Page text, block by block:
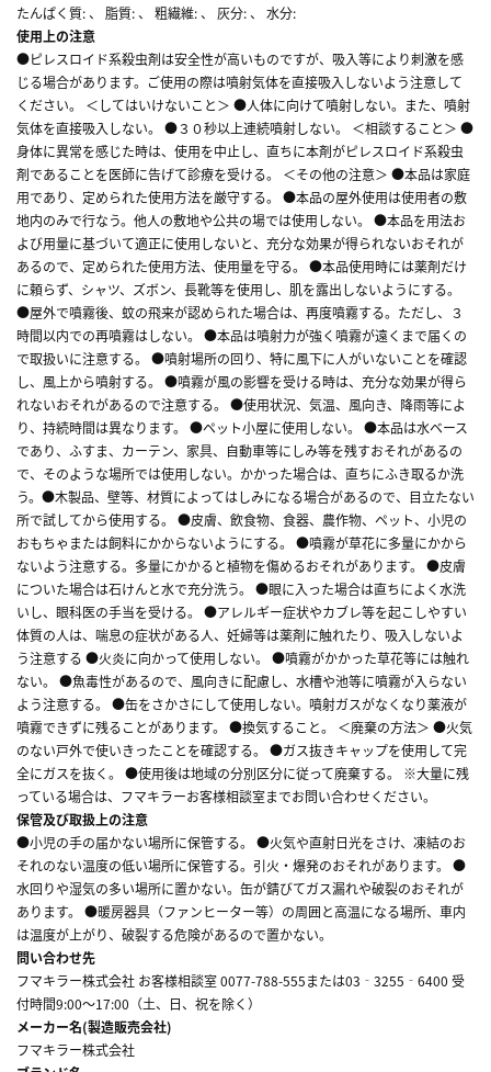
たんぱく質: 、 脂質: 、 粗繊維: 、 灰分: 、 水分:
使用上の注意
●ピレスロイド系殺虫剤は安全性が高いものですが、吸入等により刺激を感
じる場合があります。ご使用の際は噴射気体を直接吸入しないよう注意して
ください。 ＜してはいけないこと＞ ●人体に向けて噴射しない。また、噴射
気体を直接吸入しない。 ●３０秒以上連続噴射しない。 ＜相談すること＞ ●
身体に異常を感じた時は、使用を中止し、直ちに本剤がピレスロイド系殺虫
剤であることを医師に告げて診療を受ける。 ＜その他の注意＞ ●本品は家庭
用であり、定められた使用方法を厳守する。 ●本品の屋外使用は使用者の敷
地内のみで行なう。他人の敷地や公共の場では使用しない。 ●本品を用法お
よび用量に基づいて適正に使用しないと、充分な効果が得られないおそれが
あるので、定められた使用方法、使用量を守る。 ●本品使用時には薬剤だけ
に頼らず、シャツ、ズボン、長靴等を使用し、肌を露出しないようにする。
●屋外で噴霧後、蚊の飛来が認められた場合は、再度噴霧する。ただし、３
時間以内での再噴霧はしない。 ●本品は噴射力が強く噴霧が遠くまで届くの
で取扱いに注意する。 ●噴射場所の回り、特に風下に人がいないことを確認
し、風上から噴射する。 ●噴霧が風の影響を受ける時は、充分な効果が得ら
れないおそれがあるので注意する。 ●使用状況、気温、風向き、降雨等によ
り、持続時間は異なります。 ●ペット小屋に使用しない。 ●本品は水ベース
であり、ふすま、カーテン、家具、自動車等にしみ等を残すおそれがあるの
で、そのような場所では使用しない。かかった場合は、直ちにふき取るか洗
う。●木製品、壁等、材質によってはしみになる場合があるので、目立たない
所で試してから使用する。 ●皮膚、飲食物、食器、農作物、ペット、小児の
おもちゃまたは飼料にかからないようにする。 ●噴霧が草花に多量にかから
ないよう注意する。多量にかかると植物を傷めるおそれがあります。 ●皮膚
についた場合は石けんと水で充分洗う。 ●眼に入った場合は直ちによく水洗
いし、眼科医の手当を受ける。 ●アレルギー症状やカブレ等を起こしやすい
体質の人は、喘息の症状がある人、妊婦等は薬剤に触れたり、吸入しないよ
う注意する ●火炎に向かって使用しない。 ●噴霧がかかった草花等には触れ
ない。 ●魚毒性があるので、風向きに配慮し、水槽や池等に噴霧が入らない
よう注意する。 ●缶をさかさにして使用しない。噴射ガスがなくなり薬液が
噴霧できずに残ることがあります。 ●換気すること。 ＜廃棄の方法＞ ●火気
のない戸外で使いきったことを確認する。 ●ガス抜きキャップを使用して完
全にガスを抜く。 ●使用後は地域の分別区分に従って廃棄する。 ※大量に残
っている場合は、フマキラーお客様相談室までお問い合わせください。
保管及び取扱上の注意
●小児の手の届かない場所に保管する。 ●火気や直射日光をさけ、凍結のお
それのない温度の低い場所に保管する。引火・爆発のおそれがあります。 ●
水回りや湿気の多い場所に置かない。缶が錆びてガス漏れや破裂のおそれが
あります。 ●暖房器具（ファンヒーター等）の周囲と高温になる場所、車内
は温度が上がり、破裂する危険があるので置かない。
問い合わせ先
フマキラー株式会社 お客様相談室 0077-788-555または03‐3255‐6400 受
付時間9:00～17:00（土、日、祝を除く）
メーカー名(製造販売会社)
フマキラー株式会社